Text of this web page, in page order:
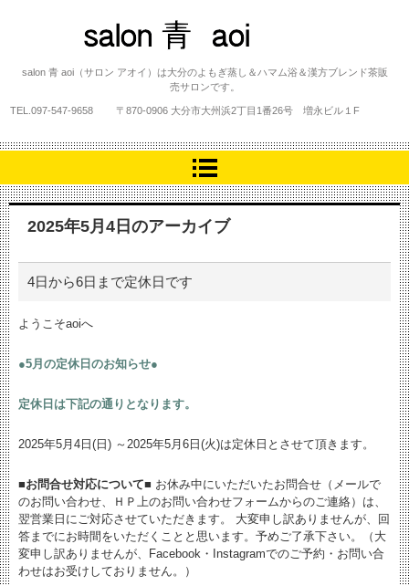
salon 青 aoi
salon 青 aoi（サロン アオイ）は大分のよもぎ蒸し＆ハマム浴＆漢方ブレンド茶販
売サロンです。
TEL. 097-547-9658 〒870-0906 大分市大州浜2丁目1番26号 増永ビル１F
2025年5月4日 のアーカイブ
4日から6日まで定休日です
ようこそaoiへ
●5月の定休日のお知らせ●
定休日は下記の通りとなります。
2025年5月4日(日) ～2025年5月6日(火)は定休日とさせて頂きます。
■お問合せ対応について■ お休み中にいただいたお問合せ（メールで
のお問い合わせ、ＨＰ上のお問い合わせフォームからのご連絡）は、
翌営業日にご対応させていただきます。 大変申し訳ありませんが、回
答までにお時間をいただくことと思います。予めご了承下さい。（大
変申し訳ありませんが、Facebook・Instagramでのご予約・お問い合
わせはお受けしておりません。）